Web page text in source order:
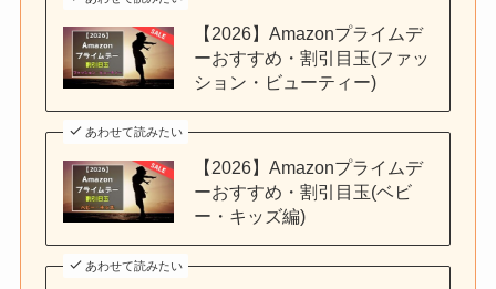
【2026】Amazonプライムデ
ーおすすめ・割引目玉(ファッ
ション・ビューティー)
あわせて読みたい
【2026】Amazonプライムデ
ーおすすめ・割引目玉(ベビ
ー・キッズ編)
あわせて読みたい